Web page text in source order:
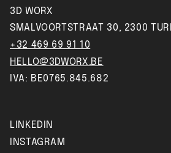
3D WORX
SMALVOORTSTRAAT 30, 2300
+32 469 69 91 10
HELLO@3DWORX.BE
IVA: BE0765.845.682
LINKEDIN
INSTAGRAM